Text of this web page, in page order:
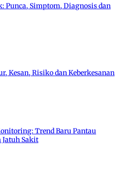
Punca, Simptom, Diagnosis dan
Kesan, Risiko dan Keberkesanan
Trend Baru Pantau
Jatuh Sakit